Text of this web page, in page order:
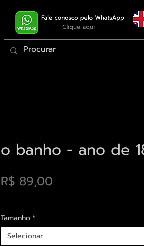
o banho - ano de
R$ 89,00
Tamanho*
Selecionar